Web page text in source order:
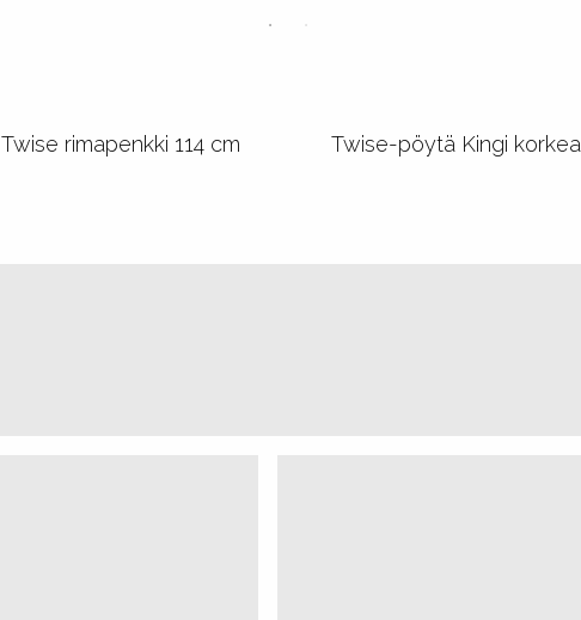
Twise rimapenkki 114 cm Twise-pöytä Kingi korkea